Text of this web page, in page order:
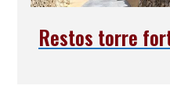
Restos torre